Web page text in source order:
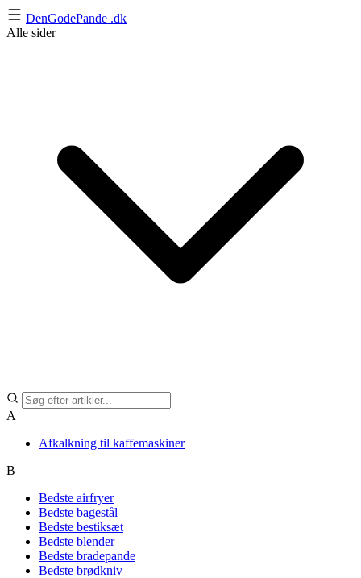
DenGodePande .dk
Alle sider
A
Afkalkning til kaffemaskiner
B
Bedste airfryer
Bedste bagestål
Bedste bestiksæt
Bedste blender
Bedste bradepande
Bedste brødkniv